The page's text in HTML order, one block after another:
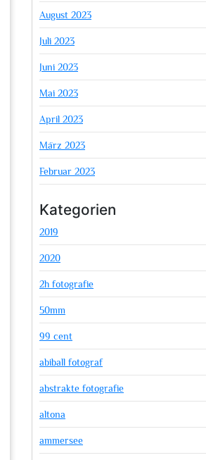
August 2023
Juli 2023
Juni 2023
Mai 2023
April 2023
März 2023
Februar 2023
Kategorien
2019
2020
2h fotografie
50mm
99 cent
abiball fotograf
abstrakte fotografie
altona
ammersee